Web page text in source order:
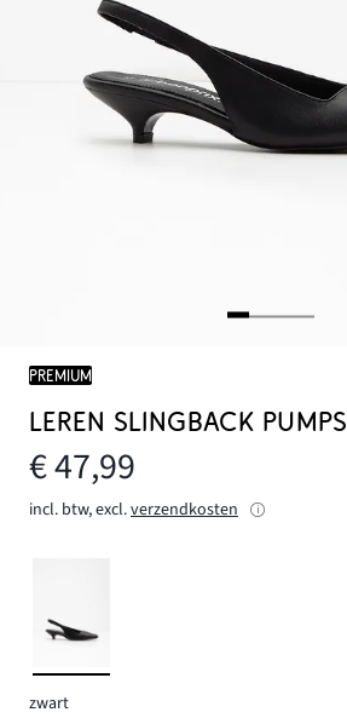
PREMIUM
LEREN SLINGBACK PUMPS
€ 47,99
incl. btw, excl.verzendkosten
zwart